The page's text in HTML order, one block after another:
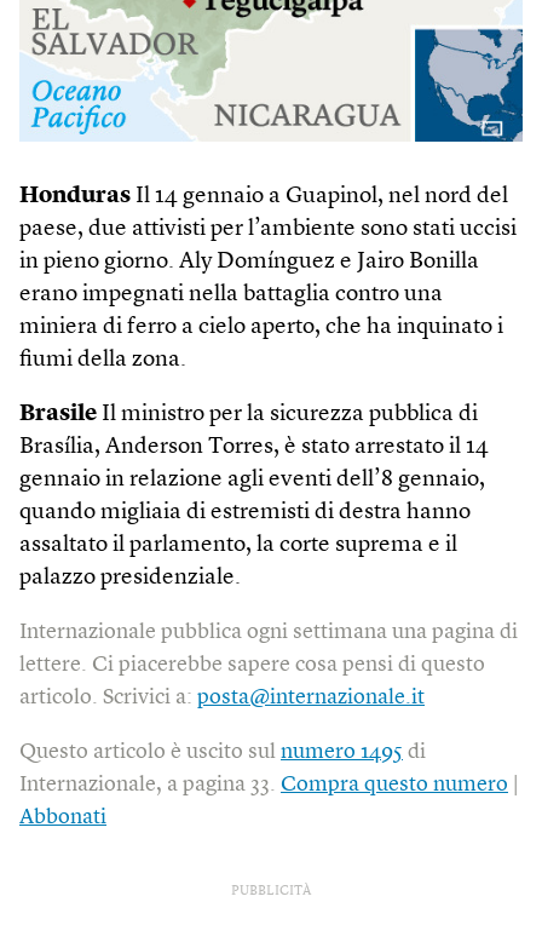
Honduras Il 14 gennaio a Guapinol, nel nord del
paese, due attivisti per l’ambiente sono stati uccisi
in pieno giorno. Aly Domínguez e Jairo Bonilla
erano impegnati nella battaglia contro una
miniera di ferro a cielo aperto, che ha inquinato i
fiumi della zona.
Brasile Il ministro per la sicurezza pubblica di
Brasília, Anderson Torres, è stato arrestato il 14
gennaio in relazione agli eventi dell’8 gennaio,
quando migliaia di estremisti di destra hanno
assaltato il parlamento, la corte suprema e il
palazzo presidenziale.
Internazionale pubblica ogni settimana una pagina di
lettere. Ci piacerebbe sapere cosa pensi di questo
articolo. Scrivici a: posta@internazionale.it
Questo articolo è uscito sul numero 1495 di
Internazionale, a pagina 33. Compra questo numero
Abbonati
PUBBLICITÀ